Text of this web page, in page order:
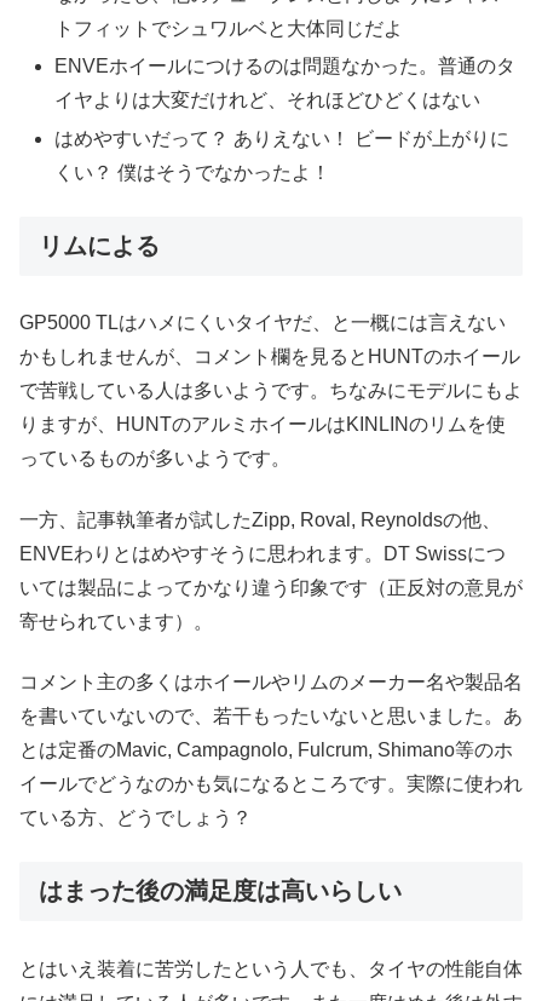
トフィットでシュワルベと大体同じだよ
ENVEホイールにつけるのは問題なかった。普通のタ
イヤよりは大変だけれど、それほどひどくはない
はめやすいだって？ ありえない！ ビードが上がりに
くい？ 僕はそうでなかったよ！
リムによる
GP5000 TLはハメにくいタイヤだ、と一概には言えない
かもしれませんが、コメント欄を見るとHUNTのホイール
で苦戦している人は多いようです。ちなみにモデルにもよ
りますが、HUNTのアルミホイールはKINLINのリムを使
っているものが多いようです。
一方、記事執筆者が試したZipp, Roval, Reynoldsの他、
ENVEわりとはめやすそうに思われます。DT Swissにつ
いては製品によってかなり違う印象です（正反対の意見が
寄せられています）。
コメント主の多くはホイールやリムのメーカー名や製品名
を書いていないので、若干もったいないと思いました。あ
とは定番のMavic, Campagnolo, Fulcrum, Shimano等のホ
イールでどうなのかも気になるところです。実際に使われ
ている方、どうでしょう？
はまった後の満足度は高いらしい
とはいえ装着に苦労したという人でも、タイヤの性能自体